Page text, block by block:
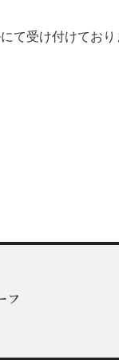
て受け付けており